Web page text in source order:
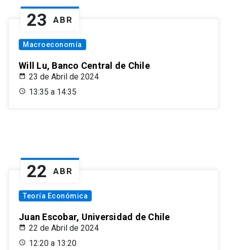
23 ABR
Macroeconomía
Will Lu, Banco Central de Chile
23 de Abril de 2024
13:35 a 14:35
22 ABR
Teoría Económica
Juan Escobar, Universidad de Chile
22 de Abril de 2024
12:20 a 13:20